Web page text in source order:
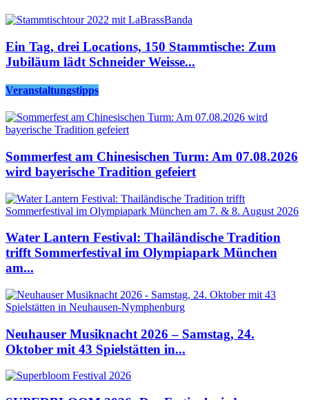
Ein Tag, drei Locations, 150 Stammtische: Zum
Jubiläum lädt Schneider Weisse...
Veranstaltungstipps
Sommerfest am Chinesischen Turm: Am 07.08.2026
wird bayerische Tradition gefeiert
Water Lantern Festival: Thailändische Tradition
trifft Sommerfestival im Olympiapark München
am...
Neuhauser Musiknacht 2026 – Samstag, 24.
Oktober mit 43 Spielstätten in...